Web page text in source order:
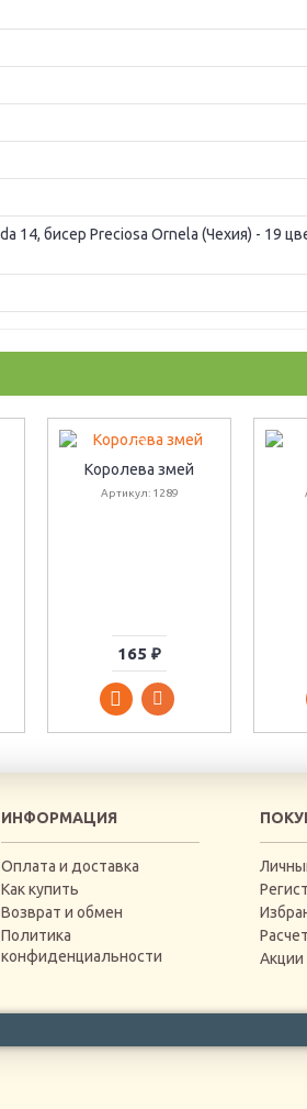
14, бисер Preciosa Ornela (Чехия) - 19
Королева змей
Артикул: 1289
165 ₽
ИНФОРМАЦИЯ
Оплата и доставка
Как купить
Возврат и обмен
Политика
конфиденциальности
Акции